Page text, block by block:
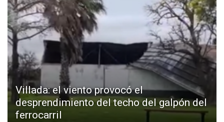
Villada: el viento provocó el
desprendimiento del techo del galpón del
ferrocarril